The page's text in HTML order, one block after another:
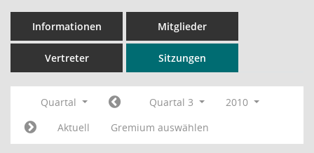
Informationen Mitglieder
Vertreter Sitzungen
Quartal Quartal 3
2010
Aktuell
Gremium auswählen